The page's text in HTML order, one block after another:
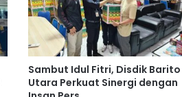
PWI Kalteng Gelar Pelatihan
Jurnalistik di Muara Teweh
Resmi Naik! Ini Daftar Harga BBM
Non subsidi di Kalimantan Tengah
Sambut Idul Fitri, Disdik Barito
Utara Perkuat Sinergi dengan